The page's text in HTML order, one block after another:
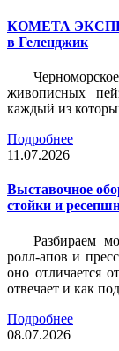
КОМЕТА
в Геленджик
живописных
каждый из
Подробнее
11.07.2026
Выставочное
стойки и
Разбираем
ролл-апов и
оно отличается
отвечает и как
Подробнее
08.07.2026